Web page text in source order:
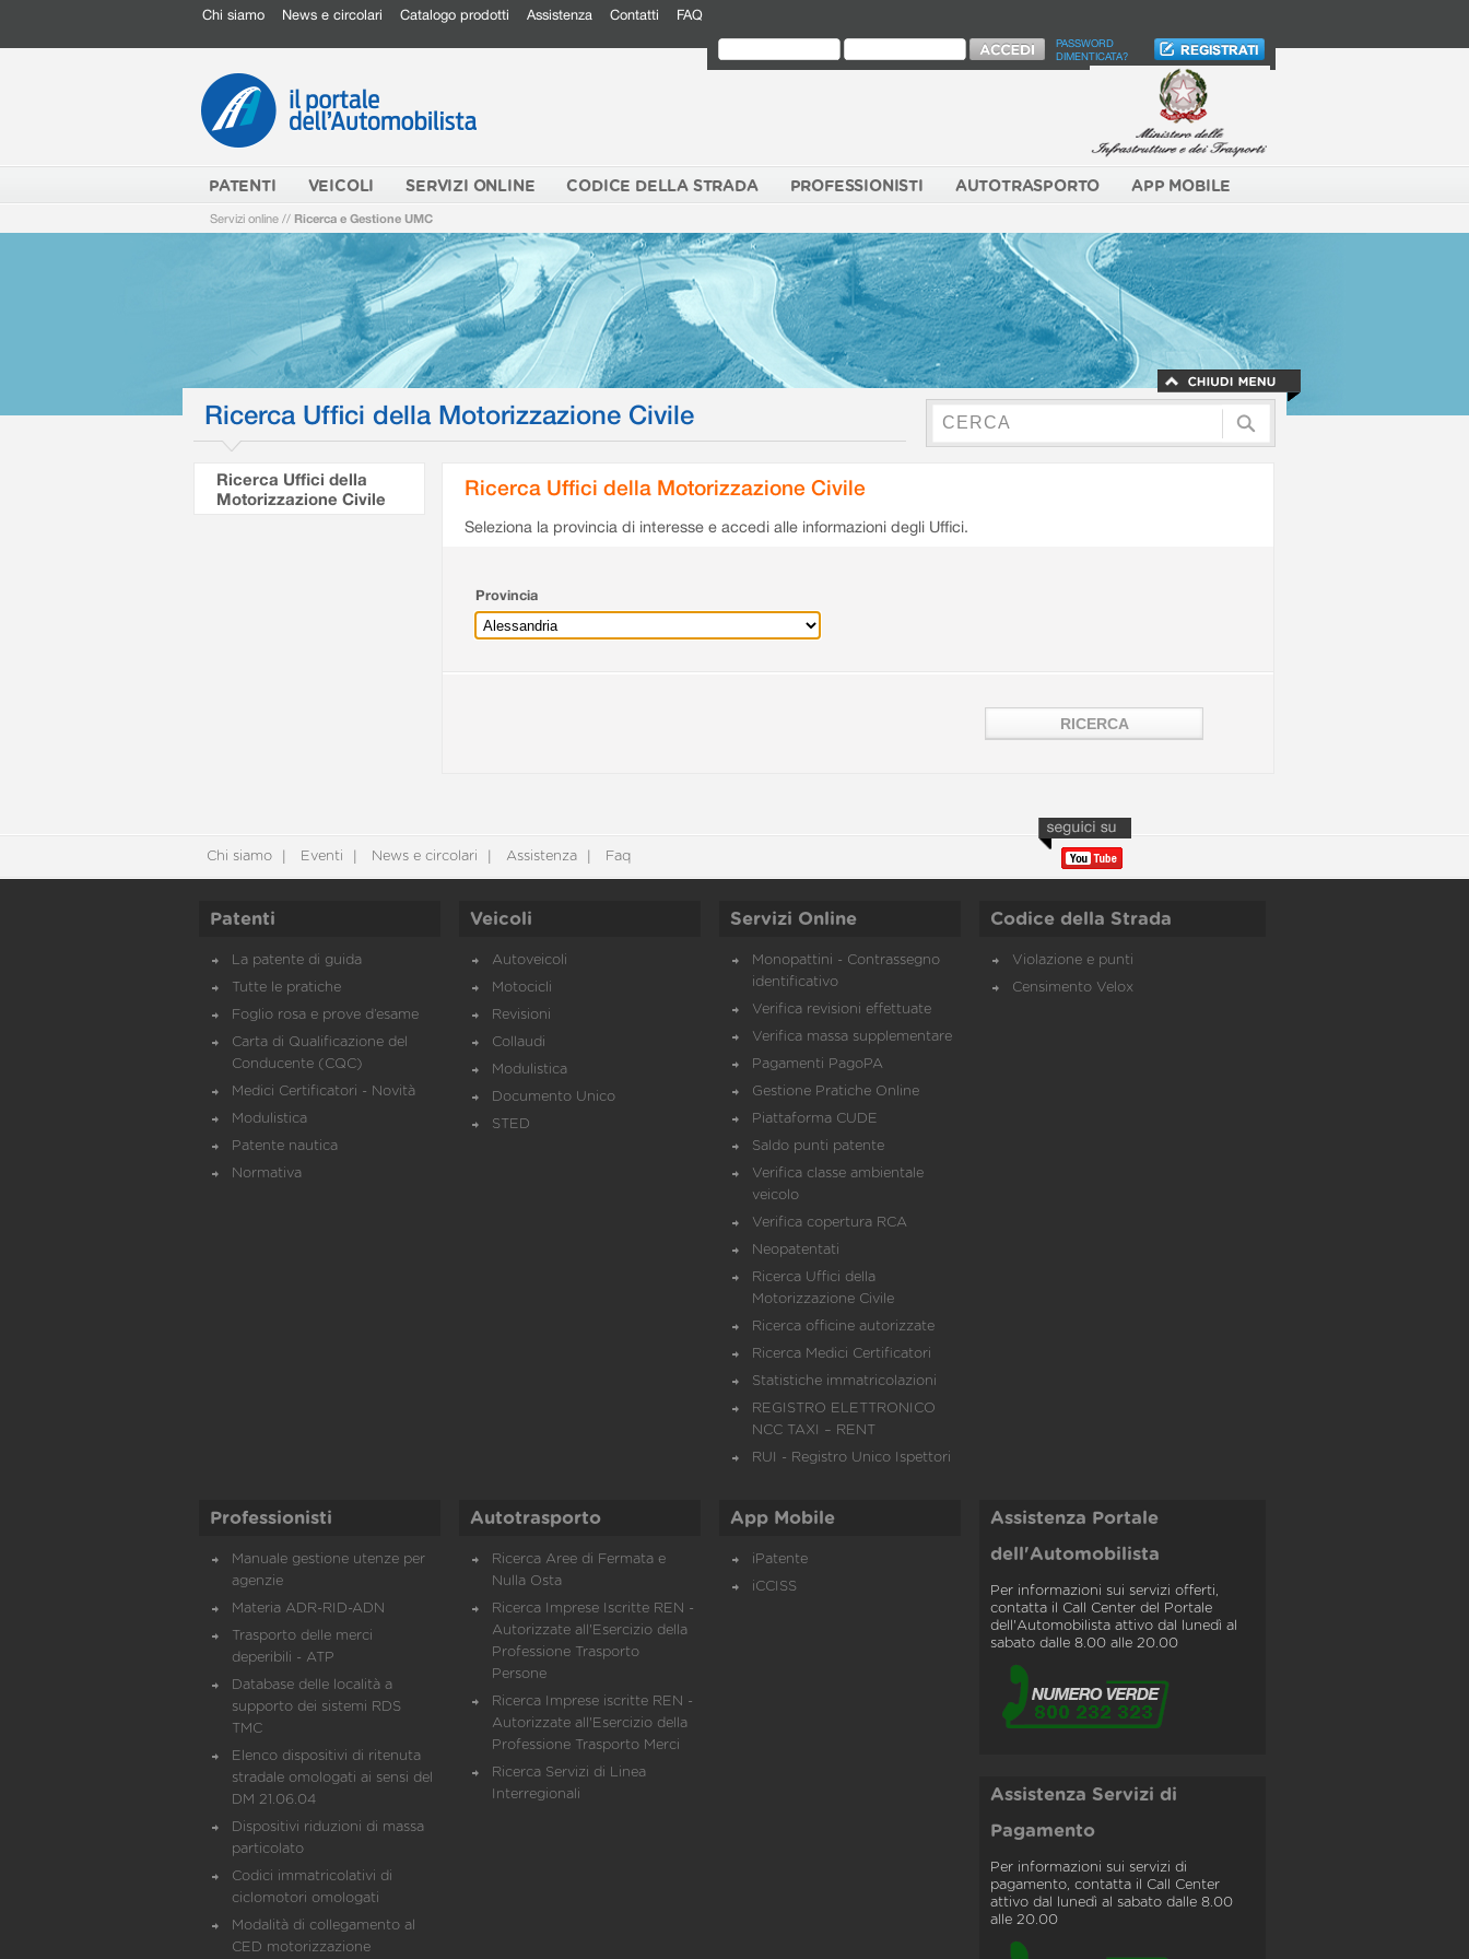
Chi siamo News e circolari Catalogo prodotti Assistenza Contatti FAQ
PASSWORD
DIMENTICATA?
PATENTI VEICOLI SERVIZI ONLINE CODICE DELLA STRADA PROFESSIONISTI AUTOTRASPORTO APP MOBILE
Servizi online // Ricerca e Gestione UMC
Ricerca Uffici della Motorizzazione Civile
Ricerca Uffici della
Motorizzazione Civile
Ricerca Uffici della Motorizzazione Civile
Seleziona la provincia di interesse e accedi alle informazioni degli Uffici.
Provincia
Chi siamo Eventi News e circolari Assistenza Faq
Patenti
La patente di guida
Tutte le pratiche
Foglio rosa e prove d’esame
Carta di Qualificazione del
Conducente (CQC)
Medici Certificatori - Novità
Modulistica
Patente nautica
Normativa
Veicoli
Autoveicoli
Motocicli
Revisioni
Collaudi
Modulistica
Documento Unico
STED
Servizi Online
Monopattini - Contrassegno
identificativo
Verifica revisioni effettuate
Verifica massa supplementare
Pagamenti PagoPA
Gestione Pratiche Online
Piattaforma CUDE
Saldo punti patente
Verifica classe ambientale
veicolo
Verifica copertura RCA
Neopatentati
Ricerca Uffici della
Motorizzazione Civile
Ricerca officine autorizzate
Ricerca Medici Certificatori
Statistiche immatricolazioni
REGISTRO ELETTRONICO
NCC TAXI – RENT
RUI - Registro Unico Ispettori
Codice della Strada
Violazione e punti
Censimento Velox
Professionisti
Manuale gestione utenze per
agenzie
Materia ADR-RID-ADN
Trasporto delle merci
deperibili - ATP
Database delle località a
supporto dei sistemi RDS
TMC
Elenco dispositivi di ritenuta
stradale omologati ai sensi del
DM 21.06.04
Dispositivi riduzioni di massa
particolato
Codici immatricolativi di
ciclomotori omologati
Modalità di collegamento al
CED motorizzazione
Autotrasporto
Ricerca Aree di Fermata e
Nulla Osta
Ricerca Imprese Iscritte REN -
Autorizzate all'Esercizio della
Professione Trasporto
Persone
Ricerca Imprese iscritte REN -
Autorizzate all'Esercizio della
Professione Trasporto Merci
Ricerca Servizi di Linea
Interregionali
App Mobile
iPatente
iCCISS
Assistenza Portale
dell'Automobilista
Per informazioni sui servizi offerti,
contatta il Call Center del Portale
dell'Automobilista attivo dal lunedì al
sabato dalle 8.00 alle 20.00
Assistenza Servizi di
Pagamento
Per informazioni sui servizi di
pagamento, contatta il Call Center
attivo dal lunedì al sabato dalle 8.00
alle 20.00